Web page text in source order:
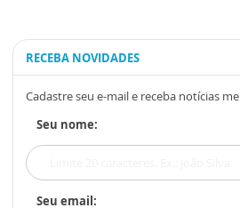
RECEBA NOVIDADES
Cadastre seu e-mail e receba notícias
Seu nome:
Seu email: